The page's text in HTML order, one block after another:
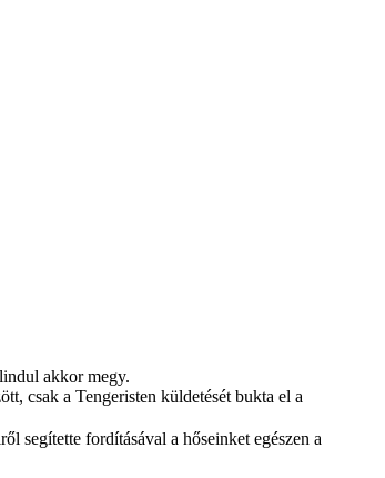
akkor megy.
csak a Tengeristen küldetését bukta el a
segítette fordításával a hőseinket egészen a